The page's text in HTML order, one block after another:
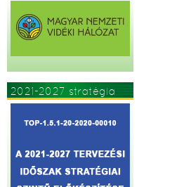
2021-2027 stratégia